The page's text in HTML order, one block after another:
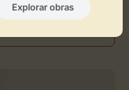
Explorar obras